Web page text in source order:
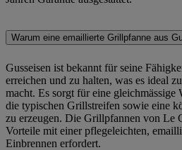
Warum eine emaillierte Grillpfanne aus
Gusseisen ist bekannt für seine
erreichen und zu halten, was es ideal
macht. Es sorgt für eine
die typischen Grillstreifen sowie eine
zu erzeugen. Die Grillpfannen von Le
Vorteile mit einer pflegeleichten,
Einbrennen erfordert.